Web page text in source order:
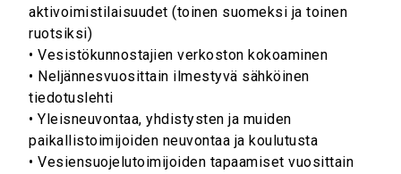
aktivoimistilaisuudet (toinen suomeksi ja toinen
ruotsiksi)
• Vesistökunnostajien verkoston kokoaminen
• Neljännesvuosittain ilmestyvä sähköinen
tiedotuslehti
• Yleisneuvontaa, yhdistysten ja muiden
paikallistoimijoiden neuvontaa ja koulutusta
• Vesiensuojelutoimijoiden tapaamiset vuosittain